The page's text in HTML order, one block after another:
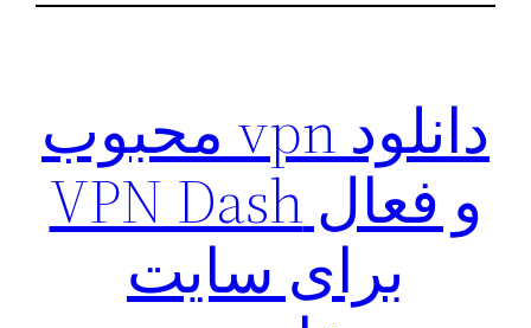
دانلود vpn محبوب
و‌ فعال VPN Dash
برای سایت